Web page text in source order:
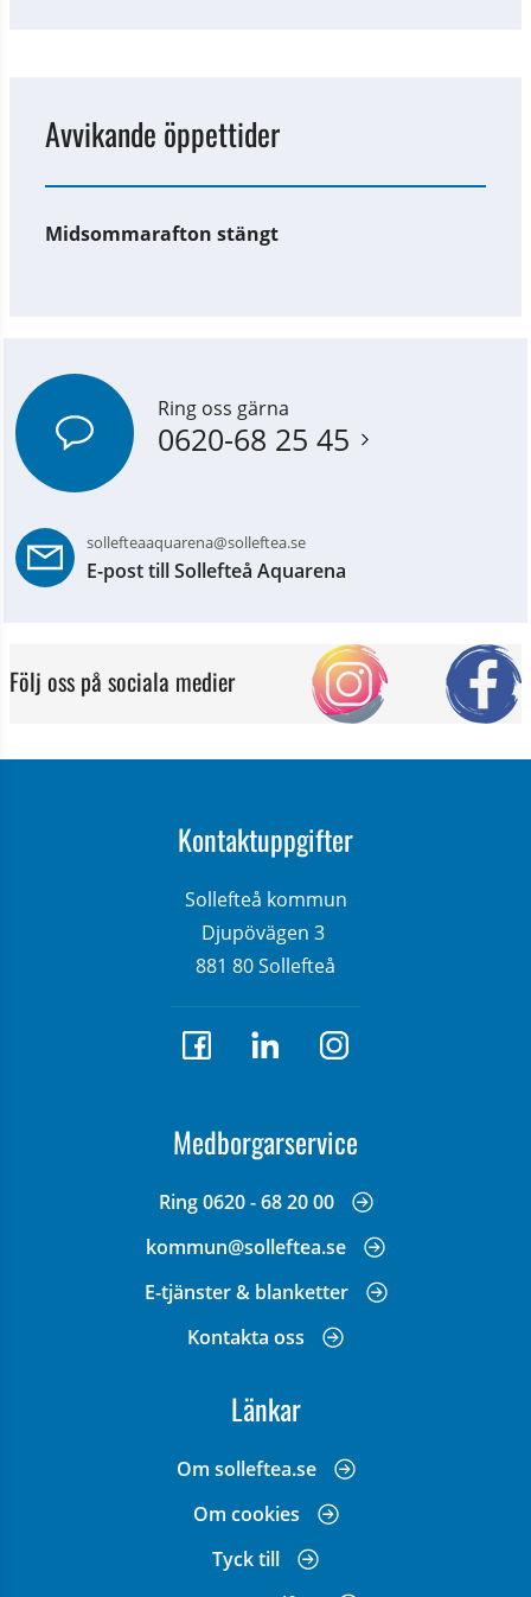
Avvikande öppettider
Midsommarafton stängt
Ring oss gärna
0620-68 25 45
sollefteaaquarena@solleftea.se
E-post till Sollefteå Aquarena
Följ oss på sociala medier
Kontaktuppgifter
Sollefteå kommun
Djupövägen 3
881 80 Sollefteå
Medborgarservice
Ring 0620 - 68 20 00
kommun@solleftea.se
E-tjänster & blanketter
Kontakta oss
Länkar
Om solleftea.se
Om cookies
Tyck till